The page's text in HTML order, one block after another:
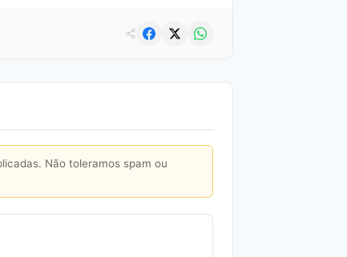
Não toleramos spam ou